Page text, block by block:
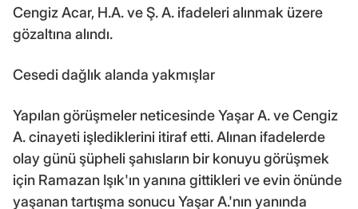
Cengiz Acar, H.A. ve Ş. A. ifadeleri alınmak üzere
gözaltına alındı.
Cesedi dağlık alanda yakmışlar
Yapılan görüşmeler neticesinde Yaşar A. ve Cengiz
A. cinayeti işlediklerini itiraf etti. Alınan ifadelerde
olay günü şüpheli şahısların bir konuyu görüşmek
için Ramazan Işık'ın yanına gittikleri ve evin önünde
yaşanan tartışma sonucu Yaşar A.'nın yanında